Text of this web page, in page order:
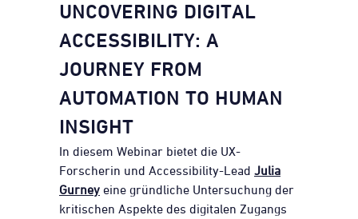
UNCOVERING DIGITAL
ACCESSIBILITY: A
JOURNEY FROM
AUTOMATION TO HUMAN
INSIGHT
In diesem Webinar bietet die UX-
Forscherin und Accessibility-Lead Julia
Gurney eine gründliche Untersuchung der
kritischen Aspekte des digitalen Zugangs